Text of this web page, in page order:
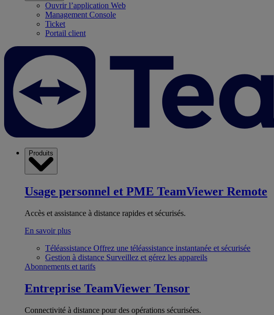
Ouvrir l’application Web
Management Console
Ticket
Portail client
Produits
Usage personnel et PME TeamViewer Remote
Accès et assistance à distance rapides et sécurisés.
En savoir plus
Téléassistance Offrez une téléassistance instantanée et sécurisée
Gestion à distance Surveillez et gérez les appareils
Abonnements et tarifs
Entreprise TeamViewer Tensor
Connectivité à distance pour des opérations sécurisées.